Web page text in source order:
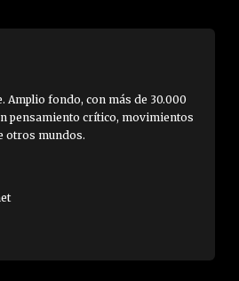
Amplio fondo, con más de 30.000
pensamiento crítico, movimientos
otros mundos.